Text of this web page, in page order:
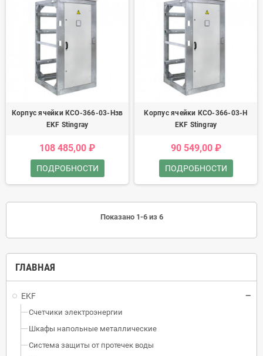
ГЛАВНАЯ
EKF
Счетчики электроэнергии
Шкафы напольные металлические
Система защиты от протечек воды
Корпус ячейки КСО-366-03-Нзв
EKF Stingray
108 485,00 ₽
ПОДРОБНОСТИ
Корпус ячейки КСО-366-03-Н
EKF Stingray
90 549,00 ₽
ПОДРОБНОСТИ
Показано 1-6 из 6